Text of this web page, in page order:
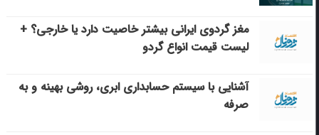
مغز گردوی ایرانی بیشتر خاصیت دارد یا خارجی؟ +
لیست قیمت انواع گردو
آشنایی با سیستم حسابداری ابری، روشی بهینه و به
صرفه